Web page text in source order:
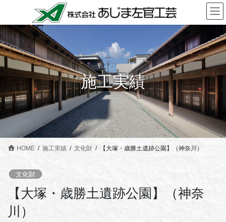
テ
ン
ツ
に
動
ゲ
ー
シ
ョ
に
移
施工実績
HOME 施工実績 文化財 【大塚・歳勝土遺跡公園】（神奈川）
文化財
【大塚・歳勝土遺跡公園】（神奈
川）